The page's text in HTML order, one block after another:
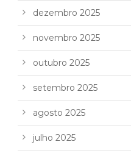
dezembro 2025
novembro 2025
outubro 2025
setembro 2025
agosto 2025
julho 2025